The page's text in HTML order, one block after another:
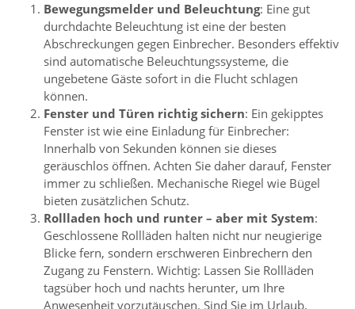
Bewegungsmelder und Beleuchtung: Eine gut
durchdachte Beleuchtung ist eine der besten
Abschreckungen gegen Einbrecher. Besonders effektiv
sind automatische Beleuchtungssysteme, die
ungebetene Gäste sofort in die Flucht schlagen
können.
Fenster und Türen richtig sichern: Ein gekipptes
Fenster ist wie eine Einladung für Einbrecher:
Innerhalb von Sekunden können sie dieses
geräuschlos öffnen. Achten Sie daher darauf, Fenster
immer zu schließen. Mechanische Riegel wie Bügel
bieten zusätzlichen Schutz.
Rollladen hoch und runter – aber mit System:
Geschlossene Rollläden halten nicht nur neugierige
Blicke fern, sondern erschweren Einbrechern den
Zugang zu Fenstern. Wichtig: Lassen Sie Rollläden
tagsüber hoch und nachts herunter, um Ihre
Anwesenheit vorzutäuschen. Sind Sie im Urlaub,